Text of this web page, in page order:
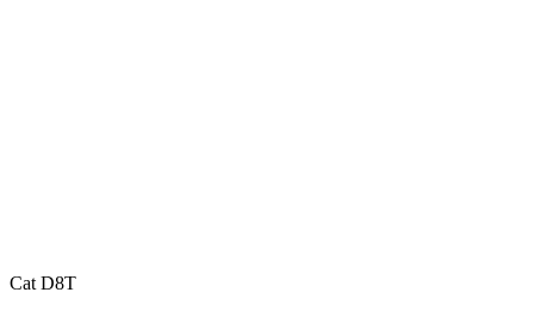
Cat D8T